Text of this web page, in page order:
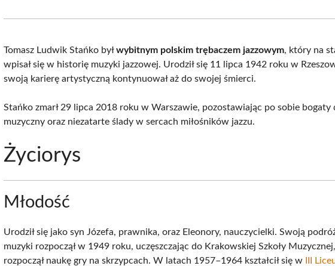
(Twitter)
Tomasz Ludwik Stańko byłwybitnym polskim trębaczem jazzowym, który na
wpisał się w historię muzyki jazzowej. Urodził się 11 lipca 1942 roku w
swoją karierę artystyczną kontynuował aż do swojej śmierci.
Stańko zmarł 29 lipca 2018 roku w Warszawie, pozostawiając po sobie bogaty
muzyczny oraz niezatarte ślady w sercach miłośników jazzu.
Życiorys
Młodość
Urodził się jako syn Józefa, prawnika, oraz Eleonory, nauczycielki. Swoją
muzyki rozpoczął w 1949 roku, uczęszczając do Krakowskiej Szkoły
rozpoczął naukę gry na skrzypcach. W latach 1957–1964 kształcił się w III